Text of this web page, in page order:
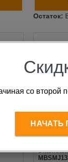
со второй
НАЧАТЬ